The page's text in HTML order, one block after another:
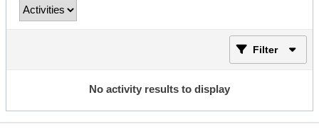
Filter
No activity results to display